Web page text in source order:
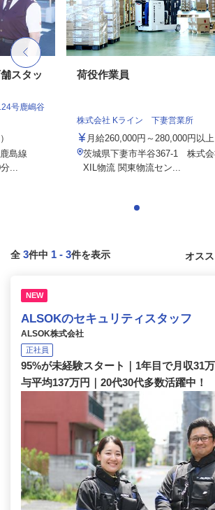
スタッ
号鹿嶋谷
島線
...
荷役作業員
株式会社 Kライン 下妻営業所
月給260,000円～280,000円以上
茨城県下妻市半谷367-1 株式会
XIL物流 関東物流セン...
全 3件中 1 - 3件を表示
NEW
ALSOKのセキュリティスタッフ
ALSOK株式会社
正社員
95%が未経験スタート｜1年目で月収31
与平均137万円｜20代30代多数活躍中！